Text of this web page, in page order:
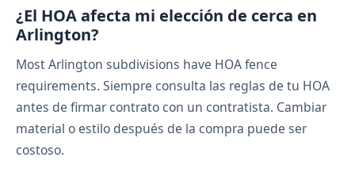
¿El HOA afecta mi elección de cerca en
Arlington?
Most Arlington subdivisions have HOA fence
requirements. Siempre consulta las reglas de tu HOA
antes de firmar contrato con un contratista. Cambiar
material o estilo después de la compra puede ser
costoso.